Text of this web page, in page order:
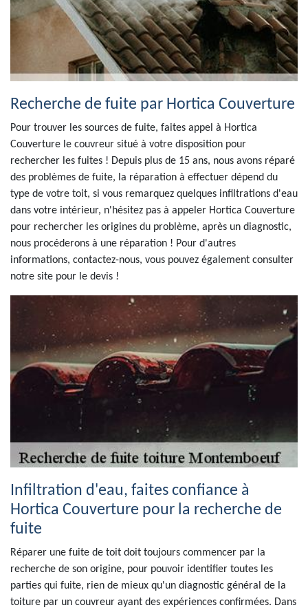
Recherche de fuite par Hortica Couverture
Pour trouver les sources de fuite, faites appel à Hortica
Couverture le couvreur situé à votre disposition pour
rechercher les fuites ! Depuis plus de 15 ans, nous avons réparé
des problèmes de fuite, la réparation à effectuer dépend du
type de votre toit, si vous remarquez quelques infiltrations d'eau
dans votre intérieur, n'hésitez pas à appeler Hortica Couverture
pour rechercher les origines du problème, après un diagnostic,
nous procéderons à une réparation ! Pour d'autres
informations, contactez-nous, vous pouvez également consulter
notre site pour le devis !
Infiltration d'eau, faites confiance à
Hortica Couverture pour la recherche de
fuite
Réparer une fuite de toit doit toujours commencer par la
recherche de son origine, pour pouvoir identifier toutes les
parties qui fuite, rien de mieux qu'un diagnostic général de la
toiture par un couvreur ayant des expériences confirmées. Dans